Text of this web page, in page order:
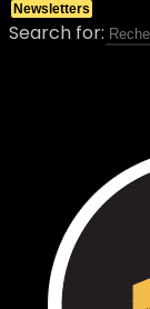
Search for:
Newsletters